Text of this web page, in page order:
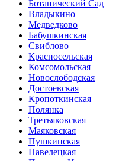
Ботанический Сад
Владыкино
Медведково
Бабушкинская
Свиблово
Красносельская
Комсомольская
Новослободская
Достоевская
Кропоткинская
Полянка
Третьяковская
Маяковская
Пушкинская
Павелецкая